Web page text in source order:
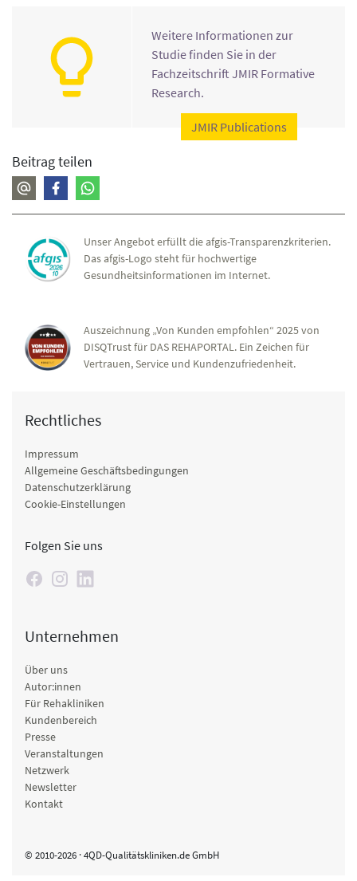
Weitere Informationen zur
Studie finden Sie in der
Fachzeitschrift JMIR Formative
Research.
JMIR Publications
Beitrag teilen
Unser Angebot erfüllt die afgis-Transparenzkriterien.
Das afgis-Logo steht für hochwertige
Gesundheitsinformationen im Internet.
Auszeichnung „Von Kunden empfohlen“ 2025 von
DISQTrust für DAS REHAPORTAL. Ein Zeichen für
Vertrauen, Service und Kundenzufriedenheit.
Rechtliches
Impressum
Allgemeine Geschäftsbedingungen
Datenschutzerklärung
Cookie-Einstellungen
Folgen Sie uns
Unternehmen
Über uns
Autor:innen
Für Rehakliniken
Kundenbereich
Presse
Veranstaltungen
Netzwerk
Newsletter
Kontakt
© 2010-2026 · 4QD-Qualitätskliniken.de GmbH